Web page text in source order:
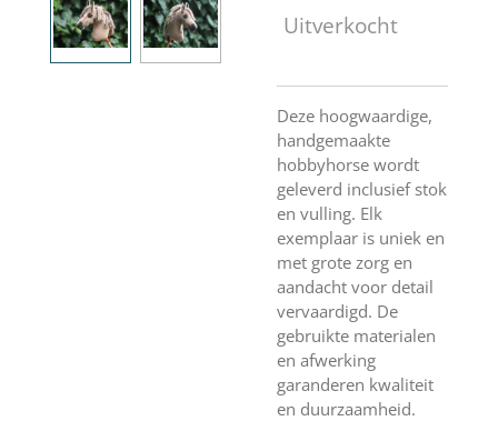
Uitverkocht
Deze hoogwaardige,
handgemaakte
hobbyhorse wordt
geleverd inclusief stok
en vulling. Elk
exemplaar is uniek en
met grote zorg en
aandacht voor detail
vervaardigd. De
gebruikte materialen
en afwerking
garanderen kwaliteit
en duurzaamheid.